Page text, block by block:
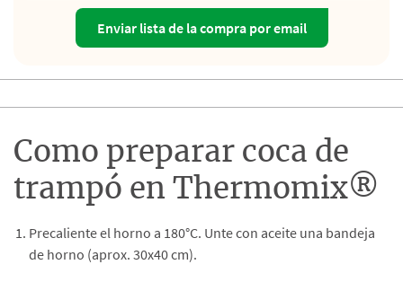
Enviar lista de la compra por email
Como preparar coca de
trampó en Thermomix®
Precaliente el horno a 180°C. Unte con aceite una bandeja
de horno (aprox. 30x40 cm).